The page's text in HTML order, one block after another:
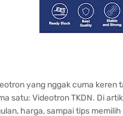
yang nggak cuma
satu: Videotron TKDN. Di
harga, sampai tips